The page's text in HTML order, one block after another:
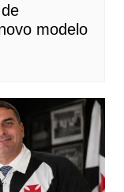
modelo